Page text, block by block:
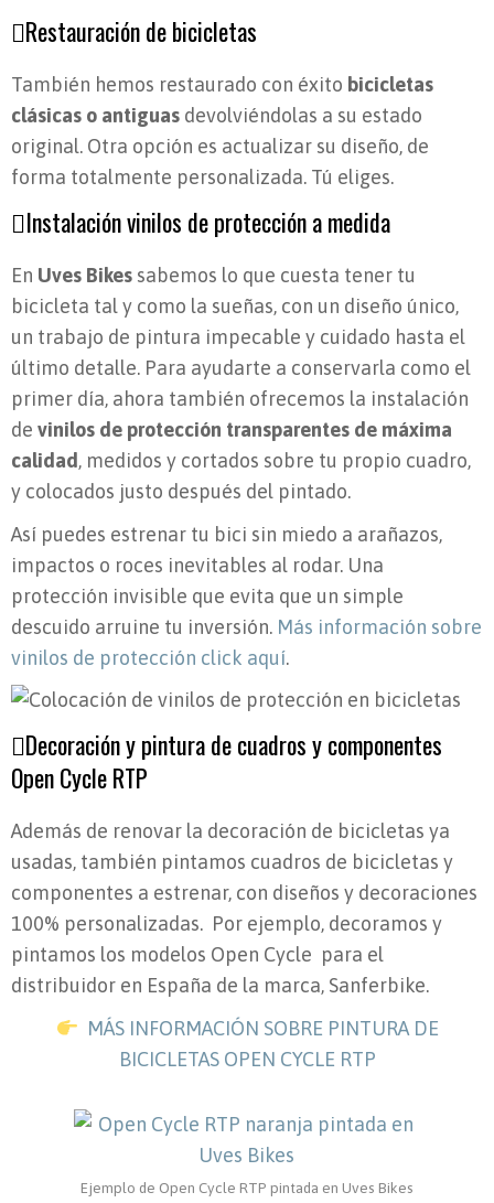
Restauración de bicicletas
También hemos restaurado con éxito bicicletas
clásicas o antiguas devolviéndolas a su estado
original. Otra opción es actualizar su diseño, de
forma totalmente personalizada. Tú eliges.
Instalación vinilos de protección a medida
En Uves Bikes sabemos lo que cuesta tener tu
bicicleta tal y como la sueñas, con un diseño único,
un trabajo de pintura impecable y cuidado hasta el
último detalle. Para ayudarte a conservarla como el
primer día, ahora también ofrecemos la instalación
de vinilos de protección transparentes de máxima
calidad, medidos y cortados sobre tu propio cuadro,
y colocados justo después del pintado.
Así puedes estrenar tu bici sin miedo a arañazos,
impactos o roces inevitables al rodar. Una
protección invisible que evita que un simple
descuido arruine tu inversión. Más información sobre
vinilos de protección click aquí.
Decoración y pintura de cuadros y componentes
Open Cycle RTP
Además de renovar la decoración de bicicletas ya
usadas, también pintamos cuadros de bicicletas y
componentes a estrenar, con diseños y decoraciones
100% personalizadas. Por ejemplo, decoramos y
pintamos los modelos Open Cycle para el
distribuidor en España de la marca, Sanferbike.
MÁS INFORMACIÓN SOBRE PINTURA DE
BICICLETAS OPEN CYCLE RTP
Ejemplo de Open Cycle RTP pintada en Uves Bikes